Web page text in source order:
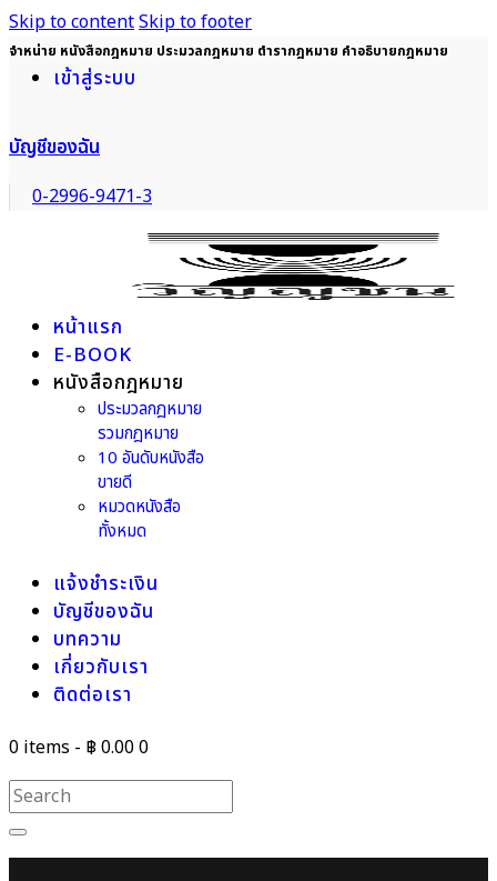
Skip to contentSkip to footer
จำหน่าย หนังสือกฎหมาย ประมวลกฎหมาย ตำรากฎหมาย คำอธิบายกฎหมาย
เข้าสู่ระบบ
บัญชีของฉัน
0-2996-9471-3
หน้าแรก
E-BOOK
หนังสือกฎหมาย
ประมวลกฎหมาย
รวมกฎหมาย
10 อันดับหนังสือ
ขายดี
หมวดหนังสือ
ทั้งหมด
แจ้งชำระเงิน
บัญชีของฉัน
บทความ
เกี่ยวกับเรา
ติดต่อเรา
0 items - ฿ 0.000